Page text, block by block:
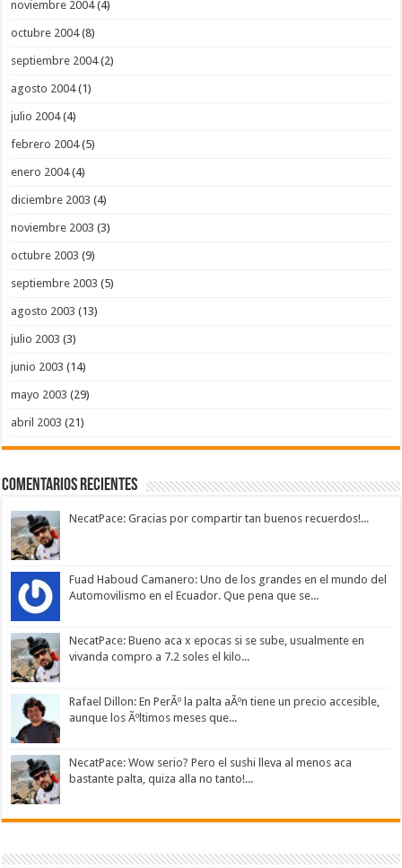
noviembre 2004(4)
octubre 2004(8)
septiembre 2004(2)
agosto 2004(1)
julio 2004(4)
febrero 2004(5)
enero 2004(4)
diciembre 2003 (4)
noviembre 2003 (3)
octubre 2003 (9)
septiembre 2003 (5)
agosto 2003 (13)
julio 2003 (3)
junio 2003 (14)
mayo 2003 (29)
abril 2003 (21)
Comentarios Recientes
NecatPace: Gracias por compartir tan buenos recuerdos!...
Fuad Haboud Camanero: Uno de los grandes en el mundo del
Automovilismo en el Ecuador. Que pena que se...
NecatPace: Bueno aca x epocas si se sube, usualmente en
vivanda compro a 7.2 soles el kilo...
Rafael Dillon: En PerÃº la palta aÃºn tiene un precio accesible,
aunque los Ãºltimos meses que...
NecatPace: Wow serio? Pero el sushi lleva al menos aca
bastante palta, quiza alla no tanto!...